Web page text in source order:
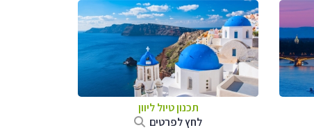
תכנון טיול ליוון
לחץ לפרטים